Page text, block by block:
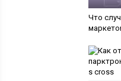
Что